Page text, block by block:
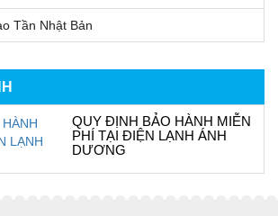
Tần Nhật Bản
QUY ĐỊNH BẢO HÀNH MIỄN
PHÍ TẠI ĐIỆN LẠNH ÁNH
DƯƠNG